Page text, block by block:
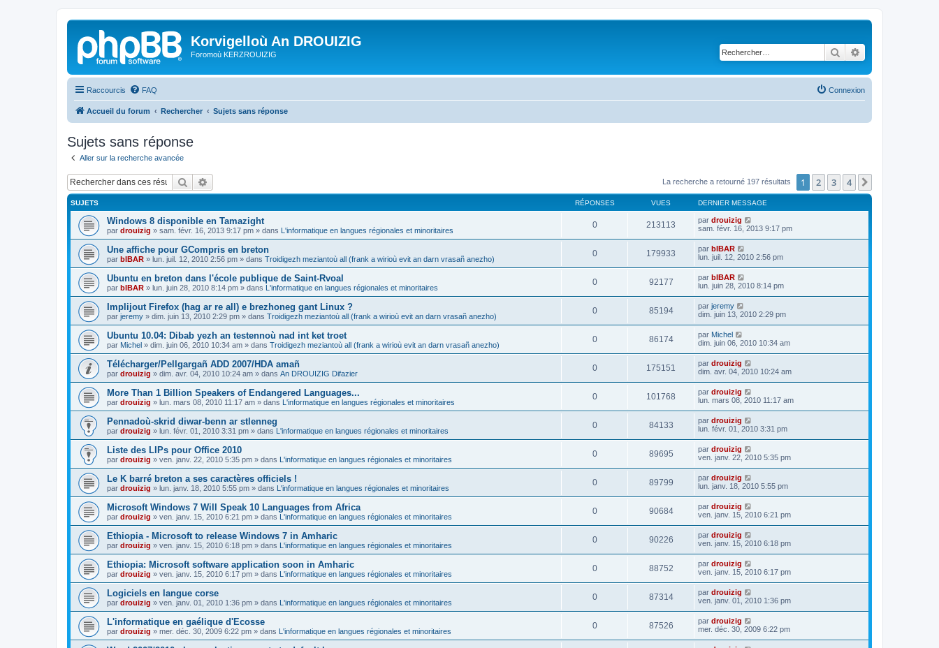
Korvigelloù An DROUIZIG
Foromoù KERZROUIZIG Rechercher
Raccourcis FAQ Connexion
Accueil du forum Rechercher Sujets sans réponse
Sujets sans réponse
Aller sur la recherche avancée
Rechercher La recherche a retourné 197 résultats 1 2 3 4
SUJETS RÉPONSES VUES DERNIER MESSAGE
Windows 8 disponible en Tamazight
par drouizig » sam. févr. 16, 2013 9:17 pm » dans L'informatique en langues régionales et minoritaires
0 213113 par drouizig
sam. févr. 16, 2013 9:17 pm
Une affiche pour GCompris en breton
par bIBAR » lun. juil. 12, 2010 2:56 pm » dans Troidigezh meziantoù all (frank a wirioù evit an darn vrasañ anezho)
0 179933 par bIBAR
lun. juil. 12, 2010 2:56 pm
Ubuntu en breton dans l'école publique de Saint-Rvoal
par bIBAR » lun. juin 28, 2010 8:14 pm » dans L'informatique en langues régionales et minoritaires
0 92177 par bIBAR
lun. juin 28, 2010 8:14 pm
Implijout Firefox (hag ar re all) e brezhoneg gant Linux ?
par jeremy » dim. juin 13, 2010 2:29 pm » dans Troidigezh meziantoù all (frank a wirioù evit an darn vrasañ anezho)
0 85194 par jeremy
dim. juin 13, 2010 2:29 pm
Ubuntu 10.04: Dibab yezh an testennoù nad int ket troet
par Michel » dim. juin 06, 2010 10:34 am » dans Troidigezh meziantoù all (frank a wirioù evit an darn vrasañ anezho)
0 86174 par Michel
dim. juin 06, 2010 10:34 am
Télécharger/Pellgargañ ADD 2007/HDA amañ
par drouizig » dim. avr. 04, 2010 10:24 am » dans An DROUIZIG Difazier
0 175151 par drouizig
dim. avr. 04, 2010 10:24 am
More Than 1 Billion Speakers of Endangered Languages...
par drouizig » lun. mars 08, 2010 11:17 am » dans L'informatique en langues régionales et minoritaires
0 101768 par drouizig
lun. mars 08, 2010 11:17 am
Pennadoù-skrid diwar-benn ar stlenneg
par drouizig » lun. févr. 01, 2010 3:31 pm » dans L'informatique en langues régionales et minoritaires
0 84133 par drouizig
lun. févr. 01, 2010 3:31 pm
Liste des LIPs pour Office 2010
par drouizig » ven. janv. 22, 2010 5:35 pm » dans L'informatique en langues régionales et minoritaires
0 89695 par drouizig
ven. janv. 22, 2010 5:35 pm
Le K barré breton a ses caractères officiels !
par drouizig » lun. janv. 18, 2010 5:55 pm » dans L'informatique en langues régionales et minoritaires
0 89799 par drouizig
lun. janv. 18, 2010 5:55 pm
Microsoft Windows 7 Will Speak 10 Languages from Africa
par drouizig » ven. janv. 15, 2010 6:21 pm » dans L'informatique en langues régionales et minoritaires
0 90684 par drouizig
ven. janv. 15, 2010 6:21 pm
Ethiopia - Microsoft to release Windows 7 in Amharic
par drouizig » ven. janv. 15, 2010 6:18 pm » dans L'informatique en langues régionales et minoritaires
0 90226 par drouizig
ven. janv. 15, 2010 6:18 pm
Ethiopia: Microsoft software application soon in Amharic
par drouizig » ven. janv. 15, 2010 6:17 pm » dans L'informatique en langues régionales et minoritaires
0 88752 par drouizig
ven. janv. 15, 2010 6:17 pm
Logiciels en langue corse
par drouizig » ven. janv. 01, 2010 1:36 pm » dans L'informatique en langues régionales et minoritaires
0 87314 par drouizig
ven. janv. 01, 2010 1:36 pm
L'informatique en gaélique d'Ecosse
par drouizig » mer. déc. 30, 2009 6:22 pm » dans L'informatique en langues régionales et minoritaires
0 87526 par drouizig
mer. déc. 30, 2009 6:22 pm